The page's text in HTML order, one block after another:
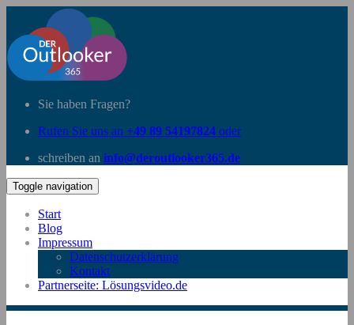
Sie haben Fragen?
Rufen Sie uns an +49 89 54197824 oder
schreiben an info@deroutlooker365.de
Toggle navigation
Start
Blog
Impressum
Datenschutzerklärung
Kontakt
Partnerseite: Lösungsvideo.de